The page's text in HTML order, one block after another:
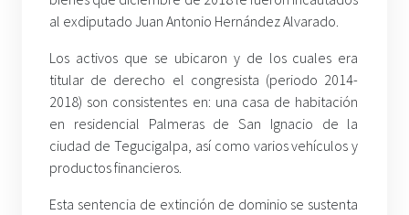
al exdiputado Juan Antonio Hernández Alvarado.
Los activos que se ubicaron y de los cuales era
titular de derecho el congresista (periodo 2014-
2018) son consistentes en: una casa de habitación
en residencial Palmeras de San Ignacio de la
ciudad de Tegucigalpa, así como varios vehículos y
productos financieros.
Esta sentencia de extinción de dominio se sustenta